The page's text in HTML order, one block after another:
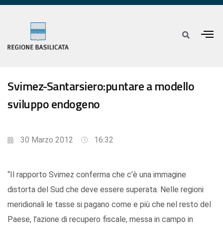
Svimez-Santarsiero:puntare a modello
sviluppo endogeno
30 Marzo 2012 16:32
“Il rapporto Svimez conferma che c’è una immagine
distorta del Sud che deve essere superata. Nelle regioni
meridionali le tasse si pagano come e più che nel resto del
Paese, l’azione di recupero fiscale, messa in campo in